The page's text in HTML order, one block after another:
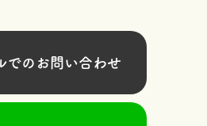
のお問い合わせ